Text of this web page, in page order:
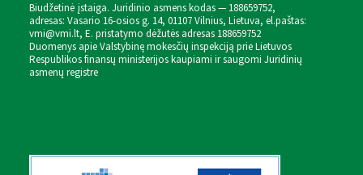
Biudžetinė įstaiga. Juridinio asmens kodas — 188659752,
adresas: Vasario 16-osios g. 14, 01107 Vilnius, Lietuva, el.paštas:
vmi@vmi.lt, E. pristatymo dėžutės adresas 188659752
Duomenys apie Valstybinę mokesčių inspekciją prie Lietuvos
Respublikos finansų ministerijos kaupiami ir saugomi Juridinių
asmenų registre